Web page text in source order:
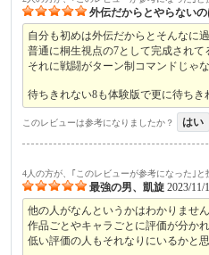
外伝だからとやらないの
自分も初めは外伝だからとそんなに
普通に桐生視点の7として完成されて
それに戦闘がターン制コマンドじゃな
待ちきれない8も体験版で更に待ち
このレビューは参考になりましたか？ はい
4人の方が、｢このレビューが参考になった｣と
最強の男、凱旋 2023/11/
他の人がなんというかはわかりませ
作品ごとやキャラごとに評価が分か
低い評価の人もそれなりにいるかと